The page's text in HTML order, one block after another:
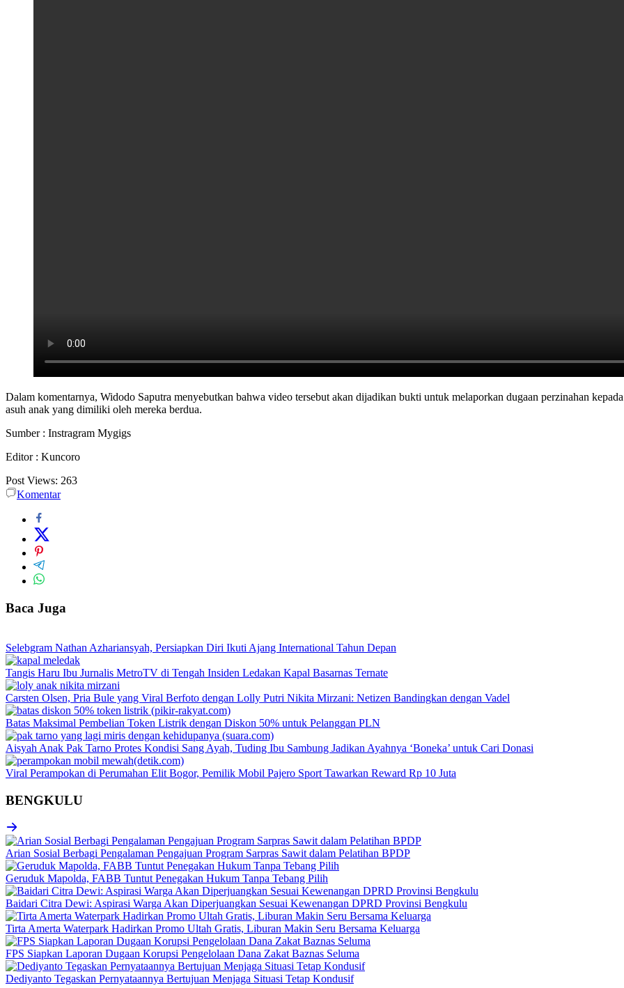
Dalam komentarnya, Widodo Saputra menyebutkan bahwa video tersebut akan dijadikan bukti untuk melaporkan dugaan perzinahan
asuh anak yang dimiliki oleh mereka berdua.
Sumber : Instragram Mygigs
Editor : Kuncoro
Post Views: 263
Komentar
Baca Juga
Selebgram Nathan Azhariansyah, Persiapkan Diri Ikuti Ajang International Tahun Depan
Tangis Haru Ibu Jurnalis MetroTV di Tengah Insiden Ledakan Kapal Basarnas Ternate
Carsten Olsen, Pria Bule yang Viral Berfoto dengan Lolly Putri Nikita Mirzani: Netizen Bandingkan dengan Vadel
Batas Maksimal Pembelian Token Listrik dengan Diskon 50% untuk Pelanggan PLN
Aisyah Anak Pak Tarno Protes Kondisi Sang Ayah, Tuding Ibu Sambung Jadikan Ayahnya ‘Boneka’ untuk Cari Donasi
Viral Perampokan di Perumahan Elit Bogor, Pemilik Mobil Pajero Sport Tawarkan Reward Rp 10 Juta
BENGKULU
Arian Sosial Berbagi Pengalaman Pengajuan Program Sarpras Sawit dalam Pelatihan BPDP
Geruduk Mapolda, FABB Tuntut Penegakan Hukum Tanpa Tebang Pilih
Baidari Citra Dewi: Aspirasi Warga Akan Diperjuangkan Sesuai Kewenangan DPRD Provinsi Bengkulu
Tirta Amerta Waterpark Hadirkan Promo Ultah Gratis, Liburan Makin Seru Bersama Keluarga
FPS Siapkan Laporan Dugaan Korupsi Pengelolaan Dana Zakat Baznas Seluma
Dediyanto Tegaskan Pernyataannya Bertujuan Menjaga Situasi Tetap Kondusif